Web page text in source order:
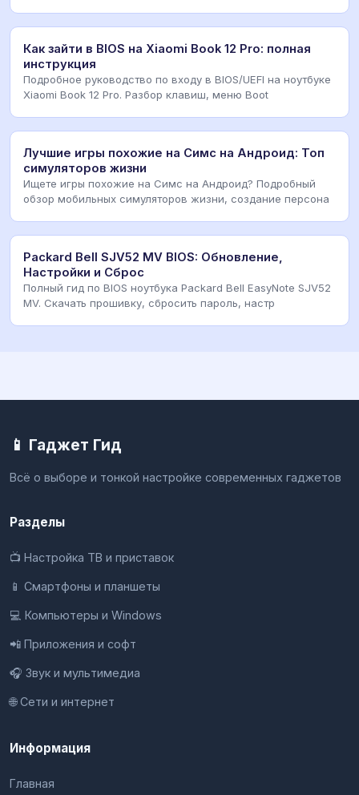
Как зайти в BIOS на Xiaomi Book 12 Pro: полная
инструкция
Подробное руководство по входу в BIOS/UEFI на ноутбуке
Xiaomi Book 12 Pro. Разбор клавиш, меню Boot
Лучшие игры похожие на Симс на Андроид: Топ
симуляторов жизни
Ищете игры похожие на Симс на Андроид? Подробный
обзор мобильных симуляторов жизни, создание персона
Packard Bell SJV52 MV BIOS: Обновление,
Настройки и Сброс
Полный гид по BIOS ноутбука Packard Bell EasyNote SJV52
MV. Скачать прошивку, сбросить пароль, настр
📱 Гаджет Гид
Всё о выборе и тонкой настройке современных гаджетов
Разделы
📺 Настройка ТВ и приставок
📱 Смартфоны и планшеты
💻 Компьютеры и Windows
📲 Приложения и софт
🎧 Звук и мультимедиа
🌐 Сети и интернет
Информация
Главная